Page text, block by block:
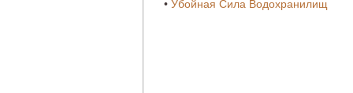
• Убойная Сила Водохранилищ